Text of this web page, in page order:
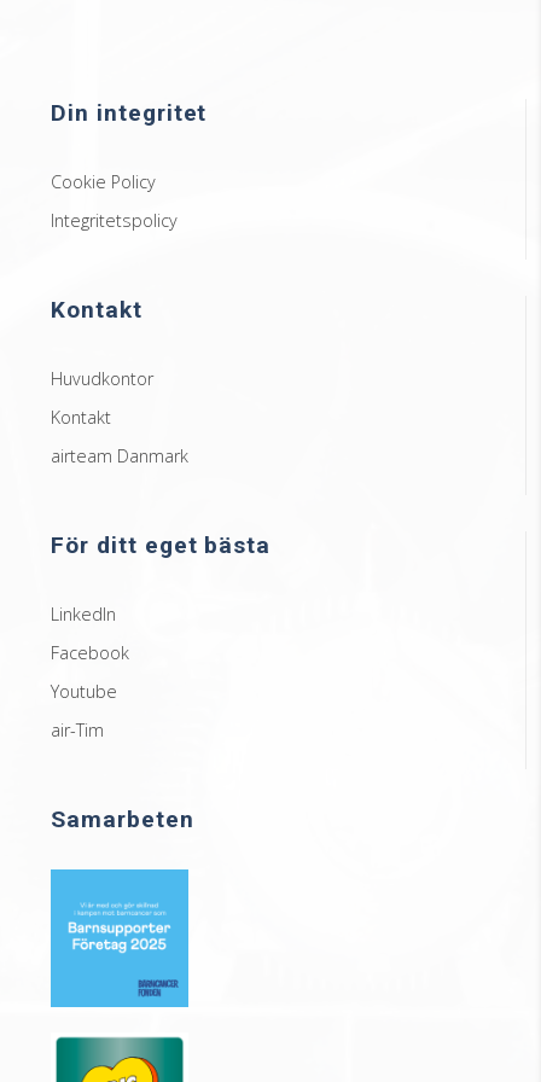
Din integritet
Cookie Policy
Integritetspolicy
Kontakt
Huvudkontor
Kontakt
airteam Danmark
För ditt eget bästa
LinkedIn
Facebook
Youtube
air-Tim
Samarbeten